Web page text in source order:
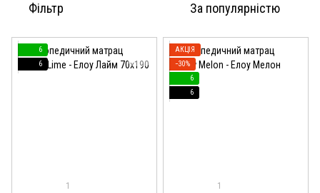
Фільтр За популярністю
6
6
1
АКЦІЯ
−30%
6
6
1